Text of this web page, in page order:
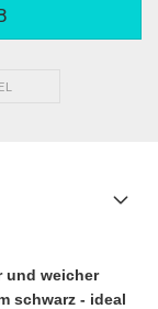
und weicher
schwarz - ideal